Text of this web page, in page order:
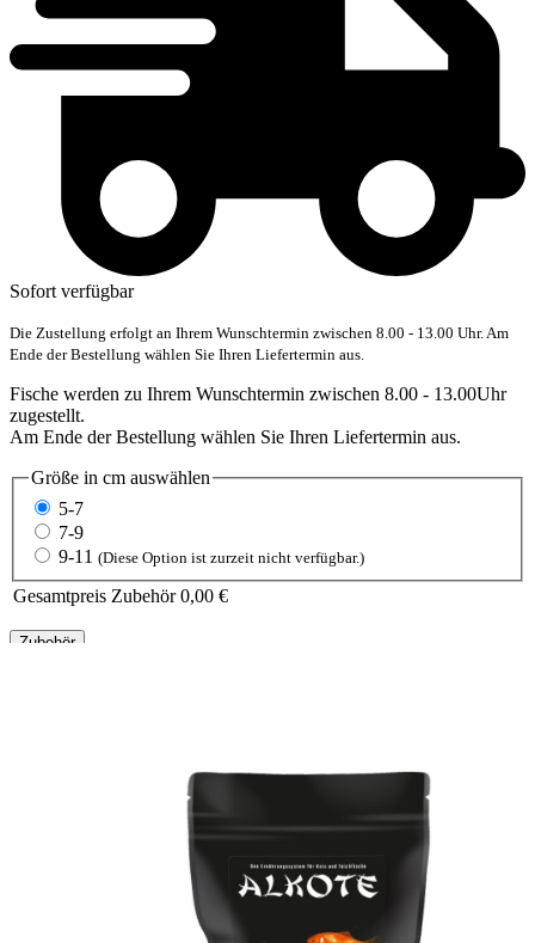
Sofort verfügbar
Die Zustellung erfolgt an Ihrem Wunschtermin zwischen 8.00 - 13.00 Uhr. Am
Ende der Bestellung wählen Sie Ihren Liefertermin aus.
Fische werden zu Ihrem Wunschtermin zwischen 8.00 - 13.00Uhr
zugestellt.
Am Ende der Bestellung wählen Sie Ihren Liefertermin aus.
Größe in cm auswählen
5-7
7-9
9-11 (Diese Option ist zurzeit nicht verfügbar.)
Gesamtpreis Zubehör 0,00 €
Zubehör